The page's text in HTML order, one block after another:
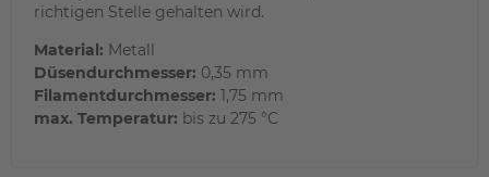
richtigen Stelle gehalten wird.
Material: Metall
Düsendurchmesser: 0,35 mm
Filamentdurchmesser: 1,75 mm
max. Temperatur: bis zu 275 °C